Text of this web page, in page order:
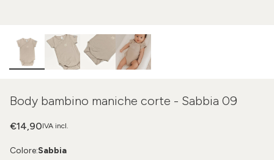
Body bambino maniche corte - Sabbia 09
IVA incl.
€14,90
Colore:Sabbia